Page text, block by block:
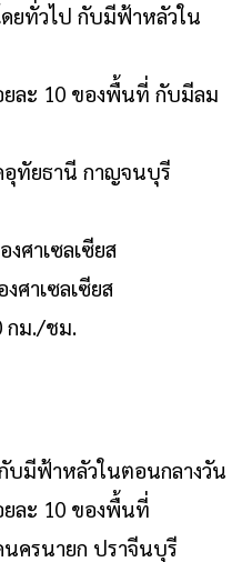
ยทั่วไป กับมีฟ้าหลัวใน
ละ 10 ของพื้นที่ กับมีลม
อุทัยธานี กาญจนบุรี
ศาเซลเซียส
ศาเซลเซียส
กม./ชม.
บมีฟ้าหลัวในตอนกลางวัน
ละ 10 ของพื้นที่
ครนายก ปราจีนบุรี